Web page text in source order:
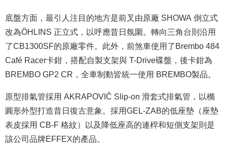
底盤方面，最引人注目的地方是前叉由原廠 SHOWA 倒立式
改為ÖHLINS 正立式，以呼應昔日氛圍。轉向三角台則沿用
了CB1300SF的原廠零件。此外，前煞車使用了Brembo 484
Café Racer卡鉗，搭配自製支架與 T-Drive碟盤，後卡鉗為
BREMBO GP2 CR，全車制動皆統一使用 BREMBO製品。
原型排氣管採用 AKRAPOVIČ Slip-on 滑套式排氣管，以橢
圓形外型打造昔日復古意象。採用GEL-ZAB的低座墊（座墊
表皮採用 CB-F 格紋）以及降低座高的連桿和短側支架則是
該公司品牌EFFEX的產品。